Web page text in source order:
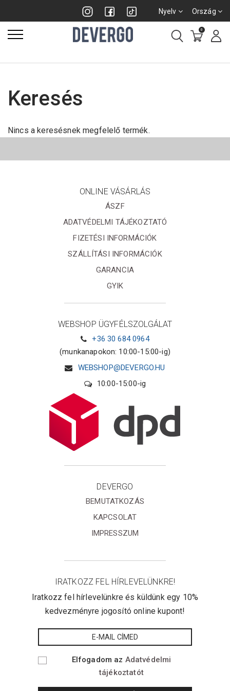
Nyelv Ország
0
Keresés
Nincs a keresésnek megfelelő termék.
ONLINE VÁSÁRLÁS
ÁSZF
ADATVÉDELMI TÁJÉKOZTATÓ
FIZETÉSI INFORMÁCIÓK
SZÁLLÍTÁSI INFORMÁCIÓK
GARANCIA
GYIK
WEBSHOP ÜGYFÉLSZOLGÁLAT
+36 30 684 0964
(munkanapokon: 10:00-15:00-ig)
WEBSHOP@DEVERGO.HU
10:00-15:00-ig
DEVERGO
BEMUTATKOZÁS
KAPCSOLAT
IMPRESSZUM
IRATKOZZ FEL HÍRLEVELÜNKRE!
Iratkozz fel hírlevelünkre és küldünk egy 10%
kedvezményre jogosító online kupont!
Elfogadom az Adatvédelmi
tájékoztatót